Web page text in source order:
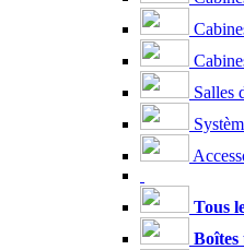
Salles
Tous
Boîtes